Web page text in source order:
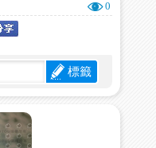
0
標籤